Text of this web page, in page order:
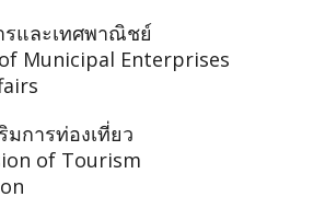
รและเทศพาณิชย์
Municipal Enterprises
มการท่องเที่ยว
of Tourism